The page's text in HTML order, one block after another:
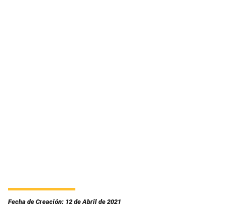
Fecha de Creación: 12 de Abril de 2021